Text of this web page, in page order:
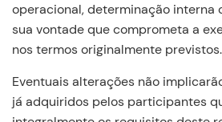
operacional, determinação interna
sua vontade que comprometa a
nos termos originalmente previstos.
Eventuais alterações não
já adquiridos pelos participantes